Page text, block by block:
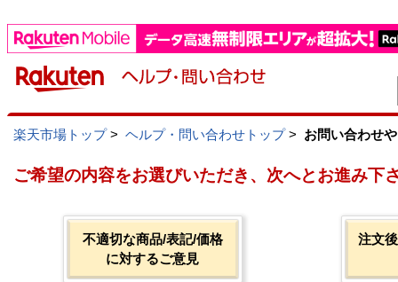
楽天市場トップ> ヘルプ・問い合わせトップ> お問い合わせ
ご希望の内容をお選びいただき、次へとお進み下
不適切な商品/表記/価格
に対するご意見
注文